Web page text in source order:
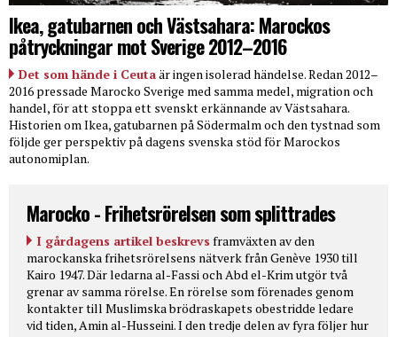
Ikea, gatubarnen och Västsahara: Marockos
påtryckningar mot Sverige 2012–2016
Det som hände i Ceutaär ingen isolerad händelse. Redan 2012–
2016 pressade Marocko Sverige med samma medel, migration och
handel, för att stoppa ett svenskt erkännande av Västsahara.
Historien om Ikea, gatubarnen på Södermalm och den tystnad som
följde ger perspektiv på dagens svenska stöd för Marockos
autonomiplan.
Marocko - Frihetsrörelsen som splittrades
I gårdagens artikel beskrevs framväxten av den
marockanska frihetsrörelsens nätverk från Genève 1930 till
Kairo 1947. Där ledarna al-Fassi och Abd el-Krim utgör två
grenar av samma rörelse. En rörelse som förenades genom
kontakter till Muslimska brödraskapets obestridde ledare
vid tiden, Amin al-Husseini. I den tredje delen av fyra följer hur